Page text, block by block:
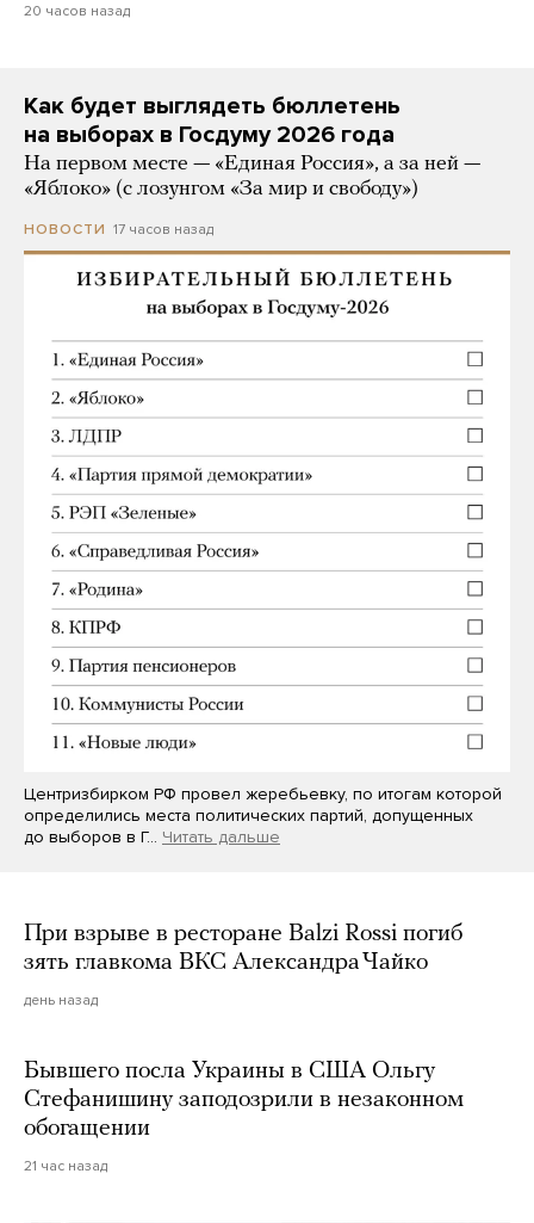
20 часов назад
Как будет выглядеть бюллетень
на выборах в Госдуму 2026 года
На первом месте — «Единая Россия», а за ней —
«Яблоко» (с лозунгом «За мир и свободу»)
НОВОСТИ 17 часов назад
Центризбирком РФ провел жеребьевку, по итогам которой
определились места политических партий, допущенных
до выборов в Г… Читать дальше
При взрыве в ресторане Balzi Rossi погиб
зять главкома ВКС Александра Чайко
день назад
Бывшего посла Украины в США Ольгу
Стефанишину заподозрили в незаконном
обогащении
21 час назад